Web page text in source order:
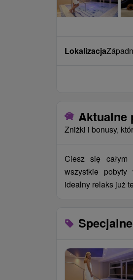
Lokalizacja
Aktualne
Zniżki i bonusy,
Ciesz się
wszystkie
idealny relaks już